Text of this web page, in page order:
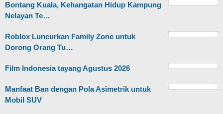
Bontang Kuala, Kehangatan Hidup Kampung
Nelayan Te…
Roblox Luncurkan Family Zone untuk
Dorong Orang Tu…
Film Indonesia tayang Agustus 2026
Manfaat Ban dengan Pola Asimetrik untuk
Mobil SUV